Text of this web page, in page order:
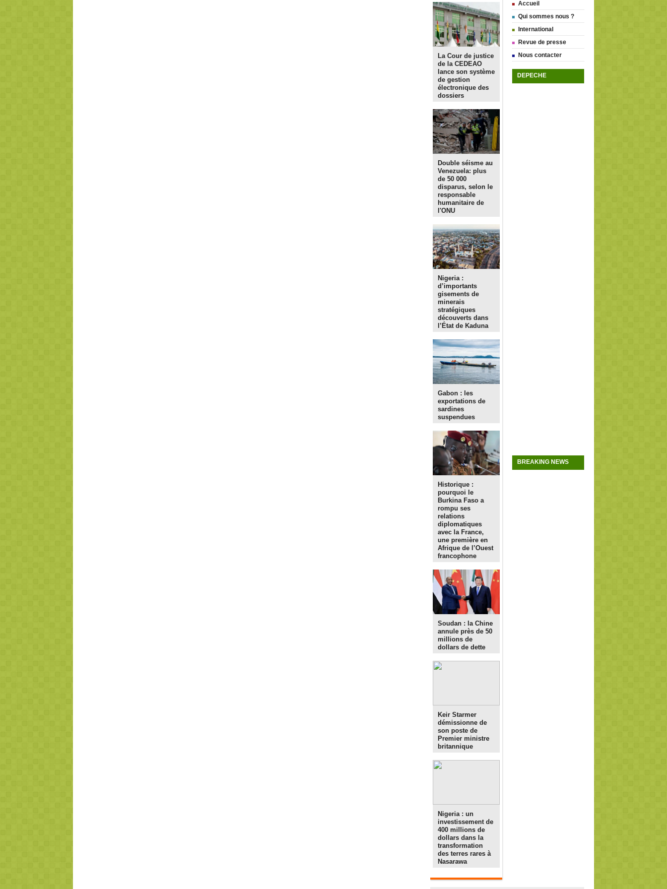
La Cour de justice
de la CEDEAO
lance son système
de gestion
électronique des
dossiers
Double séisme au
Venezuela: plus
de 50 000
disparus, selon le
responsable
humanitaire de
l'ONU
Nigeria :
d’importants
gisements de
minerais
stratégiques
découverts dans
l’État de Kaduna
Gabon : les
exportations de
sardines
suspendues
Historique :
pourquoi le
Burkina Faso a
rompu ses
relations
diplomatiques
avec la France,
une première en
Afrique de l’Ouest
francophone
Soudan : la Chine
annule près de 50
millions de
dollars de dette
Keir Starmer
démissionne de
son poste de
Premier ministre
britannique
Nigeria : un
investissement de
400 millions de
dollars dans la
transformation
des terres rares à
Nasarawa
Accueil
Qui sommes nous ?
International
Revue de presse
Nous contacter
DEPECHE
BREAKING NEWS